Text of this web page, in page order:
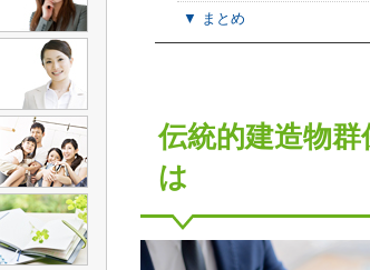
▼ まとめ
伝統的建造物
は